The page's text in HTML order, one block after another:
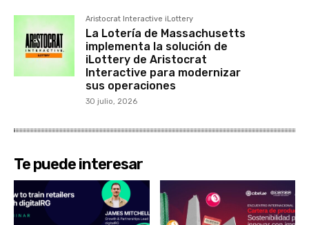
Aristocrat Interactive iLottery
La Lotería de Massachusetts
implementa la solución de
iLottery de Aristocrat
Interactive para modernizar
sus operaciones
30 julio, 2026
Te puede interesar